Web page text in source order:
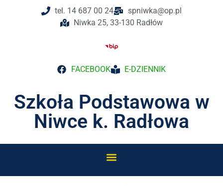
tel. 14 687 00 24
spniwka@op.pl
Niwka 25, 33-130 Radłów
FACEBOOK E-DZIENNIK
Szkoła Podstawowa w
Niwce k. Radłowa